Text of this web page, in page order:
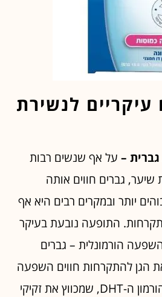
עיקריים לנשירת
–על אף שנשים רבות
שיער, גברים חווים אותה
יותר ובמקרים רבים היא אף
התופעה נובעת בעיקר
הורמונלית – גברים
הגן להתקרחות חווים השפעה
חזקה של הורמון ה-DHT, שמכווץ את זקיקי